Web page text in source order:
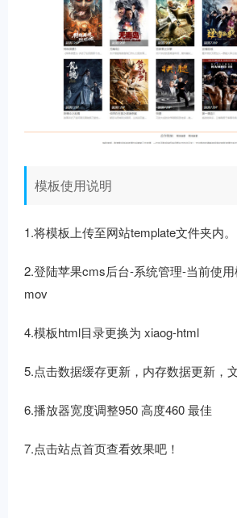
模板使用说明
1.将模板上传至网站template文件夹内。
2.登陆苹果cms后台-系统管理-当前使
mov
4.模板html目录更换为 xiaog-html
5.点击数据缓存更新，内存数据更新，
6.播放器宽度调整950 高度460 最佳
7.点击站点首页查看效果吧！